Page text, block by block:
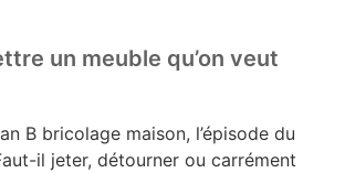
un meuble qu’on veut
B bricolage maison, l’épisode du
il jeter, détourner ou carrément